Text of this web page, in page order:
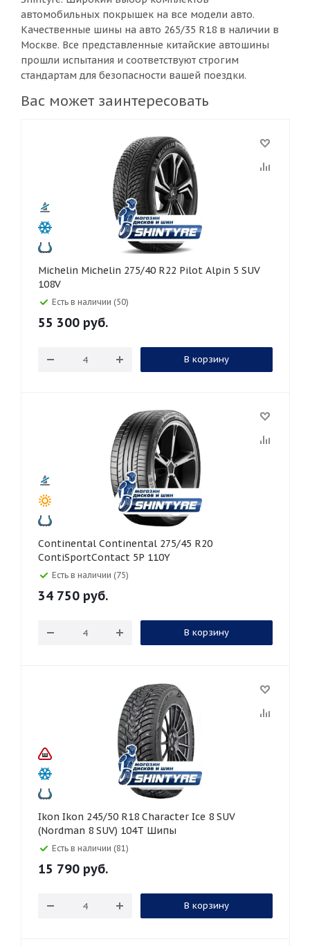
автомобильных покрышек на все модели авто.
Качественные шины на авто 265/35 R18 в наличии в
Москве. Все представленные китайские автошины
прошли испытания и соответствуют строгим
стандартам для безопасности вашей поездки.
Вас может заинтересовать
Michelin Michelin 275/40 R22 Pilot Alpin 5 SUV
108V
Есть в наличии (50)
55 300 руб.
В корзину
Continental Continental 275/45 R20
ContiSportContact 5P 110Y
Есть в наличии (75)
34 750 руб.
В корзину
Ikon Ikon 245/50 R18 Character Ice 8 SUV
(Nordman 8 SUV) 104T Шипы
Есть в наличии (81)
15 790 руб.
В корзину